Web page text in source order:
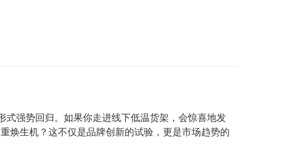
式强势回归。如果你走进线下低温货架，会惊喜地发
焕生机？这不仅是品牌创新的试验，更是市场趋势的